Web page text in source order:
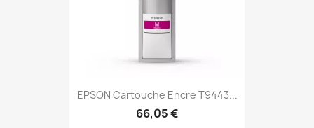
EPSON Cartouche Encre T9443...
66,05 €